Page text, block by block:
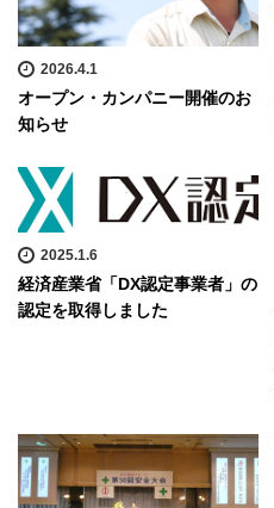
2026.4.1
オープン・カンパニー開催のお
知らせ
2025.1.6
経済産業省「DX認定事業者」の
認定を取得しました